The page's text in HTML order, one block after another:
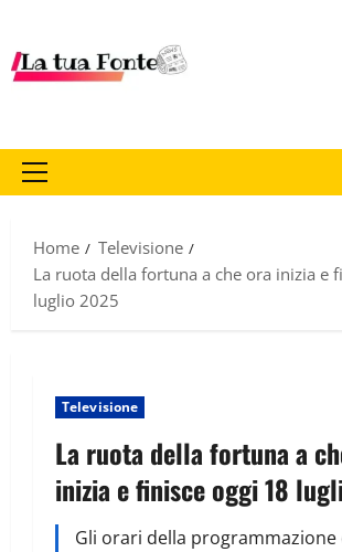
Home
Televisione
La ruota della fortuna a che ora inizia e
luglio 2025
Televisione
La ruota della fortuna a
inizia e finisce oggi 18
Gli orari della programmazione